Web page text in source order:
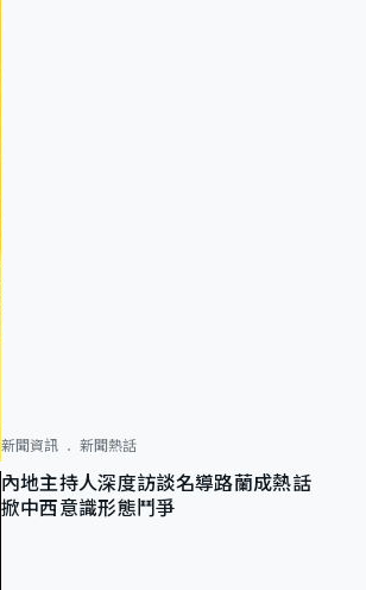
新聞資訊 新聞熱話
內地主持人深度訪談名導路蘭成熱話
掀中西意識形態鬥爭